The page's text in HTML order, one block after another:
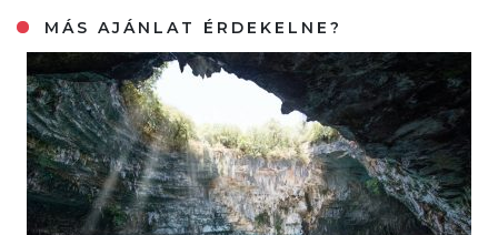
MÁS AJÁNLAT ÉRDEKELNE?